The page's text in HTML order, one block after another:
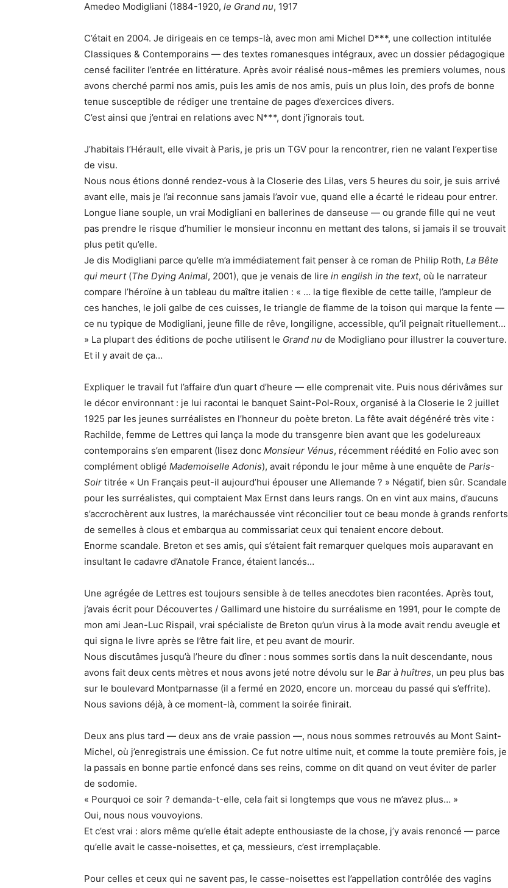
Amedeo Modigliani (1884-1920, le Grand nu, 1917
C’était en 2004. Je dirigeais en ce temps-là, avec mon ami Michel D***, une collection intitulée
Classiques & Contemporains — des textes romanesques intégraux, avec un dossier pédagogique
censé faciliter l’entrée en littérature. Après avoir réalisé nous-mêmes les premiers volumes, nous
avons cherché parmi nos amis, puis les amis de nos amis, puis un plus loin, des profs de bonne
tenue susceptible de rédiger une trentaine de pages d’exercices divers.
C’est ainsi que j’entrai en relations avec N***, dont j’ignorais tout.
J’habitais l’Hérault, elle vivait à Paris, je pris un TGV pour la rencontrer, rien ne valant l’expertise
de visu.
Nous nous étions donné rendez-vous à la Closerie des Lilas, vers 5 heures du soir, je suis arrivé
avant elle, mais je l’ai reconnue sans jamais l’avoir vue, quand elle a écarté le rideau pour entrer.
Longue liane souple, un vrai Modigliani en ballerines de danseuse — ou grande fille qui ne veut
pas prendre le risque d’humilier le monsieur inconnu en mettant des talons, si jamais il se trouvait
plus petit qu’elle.
Je dis Modigliani parce qu’elle m’a immédiatement fait penser à ce roman de Philip Roth, La Bête
qui meurt(The Dying Animal, 2001), que je venais de lire in english in the text, où le narrateur
compare l’héroïne à un tableau du maître italien : « … la tige flexible de cette taille, l’ampleur de
ces hanches, le joli galbe de ces cuisses, le triangle de flamme de la toison qui marque la fente —
ce nu typique de Modigliani, jeune fille de rêve, longiligne, accessible, qu’il peignait rituellement…
» La plupart des éditions de poche utilisent le Grand nu de Modigliano pour illustrer la couverture.
Et il y avait de ça…
Expliquer le travail fut l’affaire d’un quart d’heure — elle comprenait vite. Puis nous dérivâmes sur
le décor environnant : je lui racontai le banquet Saint-Pol-Roux, organisé à la Closerie le 2 juillet
1925 par les jeunes surréalistes en l’honneur du poète breton. La fête avait dégénéré très vite :
Rachilde, femme de Lettres qui lança la mode du transgenre bien avant que les godelureaux
contemporains s’en emparent (lisez donc Monsieur Vénus, récemment réédité en Folio avec son
complément obligé Mademoiselle Adonis), avait répondu le jour même à une enquête de Paris-
Soir titrée « Un Français peut-il aujourd’hui épouser une Allemande ? » Négatif, bien sûr. Scandale
pour les surréalistes, qui comptaient Max Ernst dans leurs rangs. On en vint aux mains, d’aucuns
s’accrochèrent aux lustres, la maréchaussée vint réconcilier tout ce beau monde à grands renforts
de semelles à clous et embarqua au commissariat ceux qui tenaient encore debout.
Enorme scandale. Breton et ses amis, qui s’étaient fait remarquer quelques mois auparavant en
insultant le cadavre d’Anatole France, étaient lancés…
Une agrégée de Lettres est toujours sensible à de telles anecdotes bien racontées. Après tout,
j’avais écrit pour Découvertes / Gallimard une histoire du surréalisme en 1991, pour le compte de
mon ami Jean-Luc Rispail, vrai spécialiste de Breton qu’un virus à la mode avait rendu aveugle et
qui signa le livre après se l’être fait lire, et peu avant de mourir.
Nous discutâmes jusqu’à l’heure du dîner : nous sommes sortis dans la nuit descendante, nous
avons fait deux cents mètres et nous avons jeté notre dévolu sur le Bar à huîtres, un peu plus bas
sur le boulevard Montparnasse (il a fermé en 2020, encore un. morceau du passé qui s’effrite).
Nous savions déjà, à ce moment-là, comment la soirée finirait.
Deux ans plus tard — deux ans de vraie passion —, nous nous sommes retrouvés au Mont Saint-
Michel, où j’enregistrais une émission. Ce fut notre ultime nuit, et comme la toute première fois, je
la passais en bonne partie enfoncé dans ses reins, comme on dit quand on veut éviter de parler
de sodomie.
« Pourquoi ce soir ? demanda-t-elle, cela fait si longtemps que vous ne m’avez plus… »
Oui, nous nous vouvoyions.
Et c’est vrai : alors même qu’elle était adepte enthousiaste de la chose, j’y avais renoncé — parce
qu’elle avait le casse-noisettes, et ça, messieurs, c’est irremplaçable.
Pour celles et ceux qui ne savent pas, le casse-noisettes est l’appellation contrôlée des vagins